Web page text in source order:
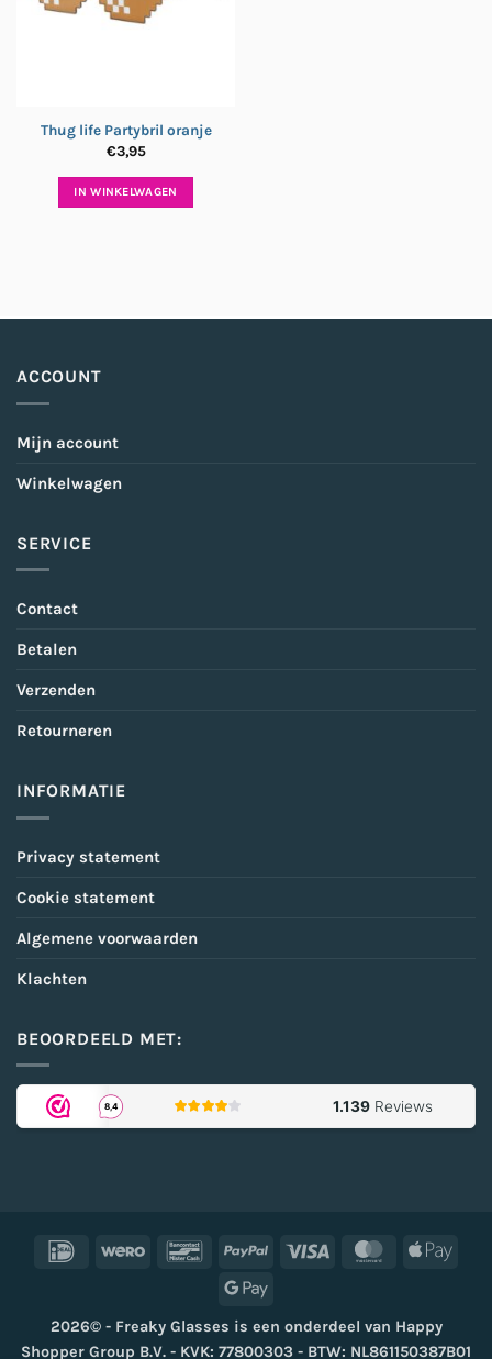
Thug life Partybril oranje
€3,95
IN WINKELWAGEN
ACCOUNT
Mijn account
Winkelwagen
SERVICE
Contact
Betalen
Verzenden
Retourneren
INFORMATIE
Privacy statement
Cookie statement
Algemene voorwaarden
Klachten
BEOORDEELD MET:
IDeal Wero BancontactPayPal Visa MasterCard
Google
2026© - Freaky Glasses is een onderdeel van Happy
Shopper Group B.V. - KVK: 77800303 - BTW: NL861150387B01